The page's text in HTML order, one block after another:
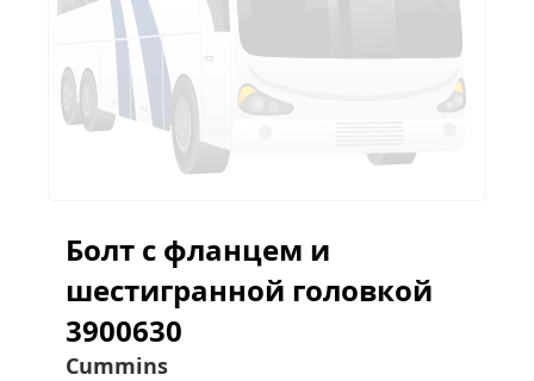
Болт с фланцем и
шестигранной головкой
3900630
Cummins